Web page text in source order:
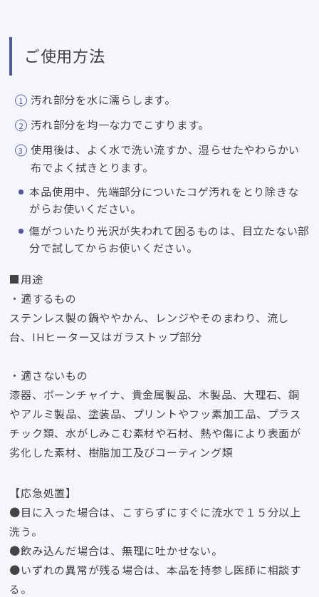
ご使用方法
汚れ部分を水に濡らします。
汚れ部分を均一な力でこすります。
使用後は、よく水で洗い流すか、湿らせたやわらかい
布でよく拭きとります。
本品使用中、先端部分についたコゲ汚れをとり除きな
がらお使いください。
傷がついたり光沢が失われて困るものは、目立たない部
分で試してからお使いください。
■用途
・適するもの
ステンレス製の鍋ややかん、レンジやそのまわり、流し
台、IHヒーター又はガラストップ部分
・適さないもの
漆器、ボーンチャイナ、貴金属製品、木製品、大理石、銅
やアルミ製品、塗装品、プリントやフッ素加工品、プラス
チック類、水がしみこむ素材や石材、熱や傷により表面が
劣化した素材、樹脂加工及びコーティング類
【応急処置】
●目に入った場合は、こすらずにすぐに流水で１５分以上
洗う。
●飲み込んだ場合は、無理に吐かせない。
●いずれの異常が残る場合は、本品を持参し医師に相談す
る。